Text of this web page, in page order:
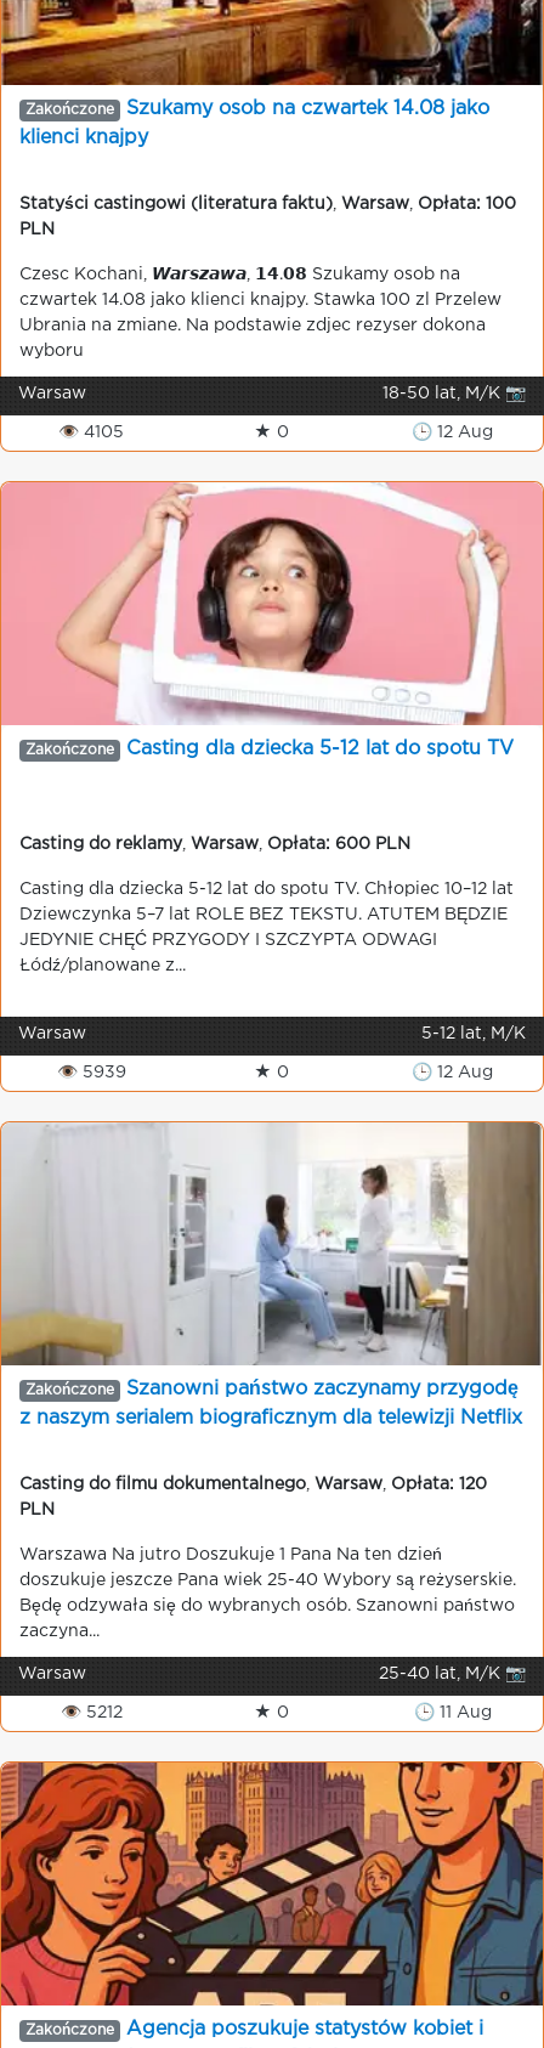
Zakończone
Szukamy osob na czwartek 14.08 jako
klienci knajpy
Statyści castingowi (literatura faktu) Warsaw
Opłata: 100
PLN
Czesc Kochani, 𝙒𝙖𝙧𝙨𝙯𝙖𝙬𝙖, 𝟭𝟰.𝟬𝟴 Szukamy osob na
czwartek 14.08 jako klienci knajpy. Stawka 100 zl Przelew
Ubrania na zmiane. Na podstawie zdjec rezyser dokona
wyboru
Warsaw 18-50 lat, M/K 📷
👁 4105 ★ 0 🕒 12 Aug
Zakończone Casting dla dziecka 5-12 lat do spotu TV
Casting do reklamy, Warsaw Opłata: 600 PLN
Casting dla dziecka 5-12 lat do spotu TV. Chłopiec 10–12 lat
Dziewczynka 5–7 lat ROLE BEZ TEKSTU. ATUTEM BĘDZIE
JEDYNIE CHĘĆ PRZYGODY I SZCZYPTA ODWAGI
Łódź/planowane z...
Warsaw 5-12 lat, M/K
👁 5939 ★ 0 🕒 12 Aug
Zakończone
Szanowni państwo zaczynamy przygodę
z naszym serialem biograficznym dla telewizji Netflix
Casting do filmu dokumentalnego Warsaw
Opłata: 120
PLN
Warszawa Na jutro Doszukuje 1 Pana Na ten dzień
doszukuje jeszcze Pana wiek 25-40 Wybory są reżyserskie.
Będę odzywała się do wybranych osób. Szanowni państwo
zaczyna...
Warsaw 25-40 lat, M/K 📷
👁 5212 ★ 0 🕒 11 Aug
Zakończone
Agencja poszukuje statystów kobiet i